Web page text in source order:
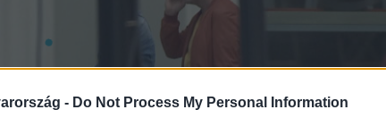
- Do Not Process My Personal Information